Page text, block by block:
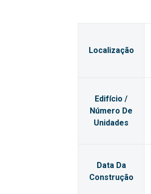
Localização
Edifício /
Número De
Unidades
Data Da
Construção